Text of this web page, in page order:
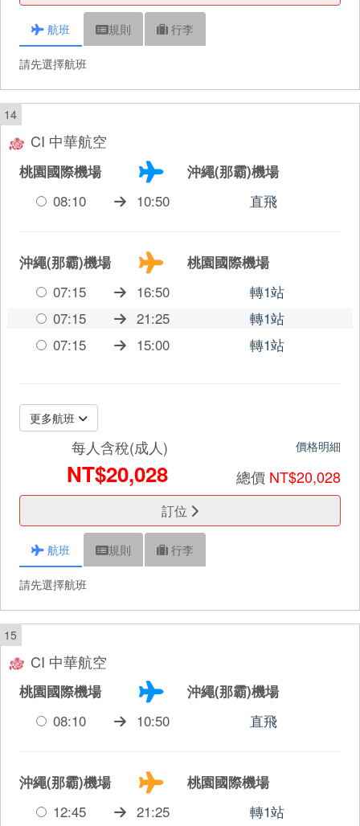
航班 規則 行李
請先選擇航班
14
CI 中華航空
桃園國際機場
沖繩(那霸)機場
08:10
10:50 直飛
沖繩(那霸)機場
桃園國際機場
07:15
16:50
轉1站
07:15
21:25
轉1站
07:15
15:00 轉1站
更多航班
每人含稅(成人)
NT$20,028
價格明細
總價 NT$20,028
訂位
航班 規則 行李
請先選擇航班
15
CI 中華航空
桃園國際機場
沖繩(那霸)機場
08:10
10:50 直飛
沖繩(那霸)機場
桃園國際機場
12:45
21:25 轉1站